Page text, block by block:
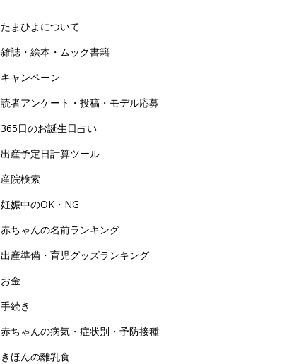
たまひよについて
雑誌・絵本・ムック書籍
キャンペーン
読者アンケート・投稿・モデル応募
365日のお誕生日占い
出産予定日計算ツール
産院検索
妊娠中のOK・NG
赤ちゃんの名前ランキング
出産準備・育児グッズランキング
お金
手続き
赤ちゃんの病気・症状別・予防接種
きほんの離乳食